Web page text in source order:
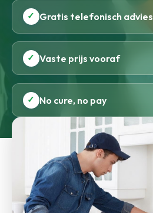
✓ Gratis telefonisch advies
✓ Vaste prijs vooraf
✓ No cure, no pay